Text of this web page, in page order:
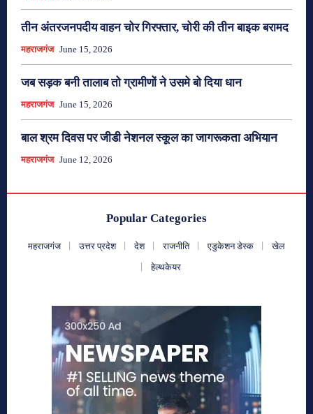
तीन अंतरजनपदीय वाहन चोर गिरफ्तार, चोरी की तीन बाइक बरामद
महराजगंज June 15, 2026
जब सड़क बनी तालाब तो ग्रामीणों ने उसमे बो दिया धान
महराजगंज June 15, 2026
बाल श्रम दिवस पर जीडी नेशनल स्कूल का जागरूकता अभियान
महराजगंज June 12, 2026
Popular Categories
महराजगंज उत्तर प्रदेश देश राजनीति एडुकेशन डेस्क
खेल
हेल्थकेयर